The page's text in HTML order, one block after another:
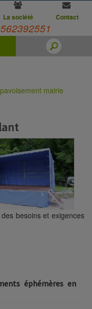
La société Contact
mairie
besoins et exigences
éphémères en